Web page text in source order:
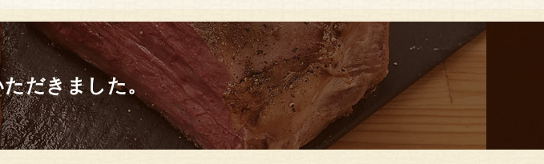
だきました。